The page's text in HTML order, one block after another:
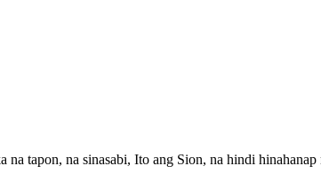
tapon, na sinasabi, Ito ang Sion, na hindi hinahanap